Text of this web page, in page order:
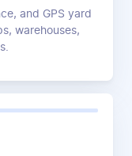
and GPS yard
warehouses,